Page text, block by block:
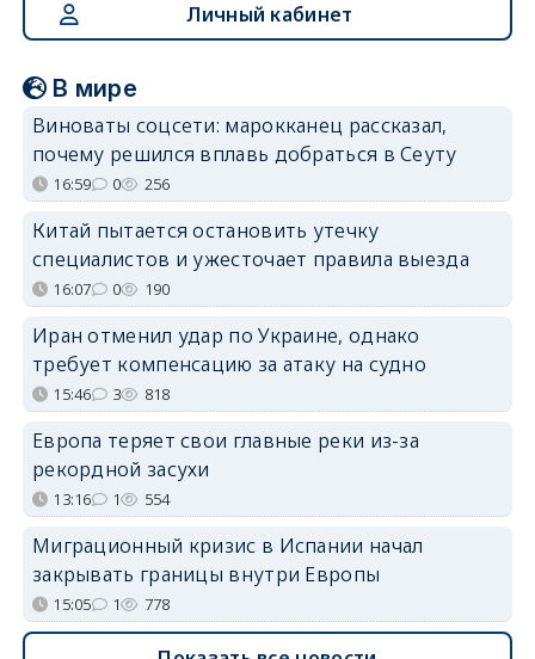
Личный кабинет
В мире
Виноваты соцсети: марокканец рассказал,
почему решился вплавь добраться в Сеуту
16:59 0 256
Китай пытается остановить утечку
специалистов и ужесточает правила выезда
16:07 0 190
Иран отменил удар по Украине, однако
требует компенсацию за атаку на судно
15:46 3 818
Европа теряет свои главные реки из-за
рекордной засухи
13:16 1 554
Миграционный кризис в Испании начал
закрывать границы внутри Европы
15:05 1 778